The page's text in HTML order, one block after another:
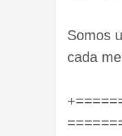
Somos
cada